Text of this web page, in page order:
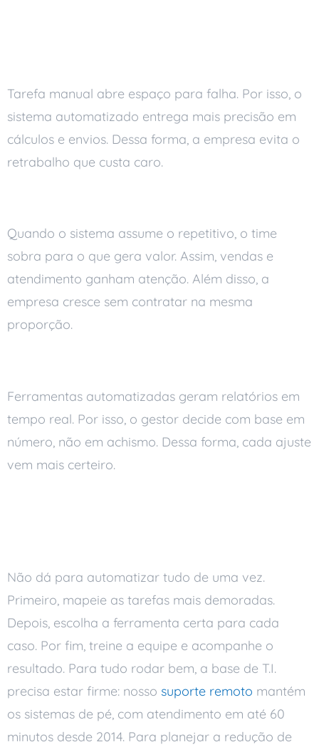
Tarefa manual abre espaço para falha. Por isso, o
sistema automatizado entrega mais precisão em
cálculos e envios. Dessa forma, a empresa evita o
retrabalho que custa caro.
Quando o sistema assume o repetitivo, o time
sobra para o que gera valor. Assim, vendas e
atendimento ganham atenção. Além disso, a
empresa cresce sem contratar na mesma
proporção.
Ferramentas automatizadas geram relatórios em
tempo real. Por isso, o gestor decide com base em
número, não em achismo. Dessa forma, cada ajuste
vem mais certeiro.
Não dá para automatizar tudo de uma vez.
Primeiro, mapeie as tarefas mais demoradas.
Depois, escolha a ferramenta certa para cada
caso. Por fim, treine a equipe e acompanhe o
resultado. Para tudo rodar bem, a base de T.I.
precisa estar firme: nosso suporte remoto mantém
os sistemas de pé, com atendimento em até 60
minutos desde 2014. Para planejar a redução de